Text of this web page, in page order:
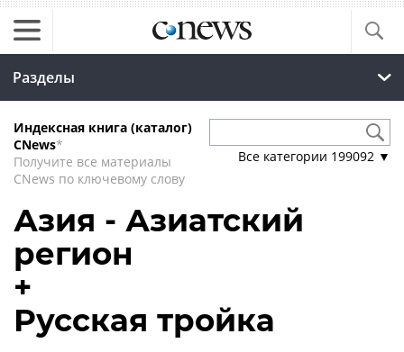
Разделы
Индексная книга (каталог)
CNews*
Получите все материалы
CNews по ключевому слову
Все категории 199092 ▼
Азия - Азиатский
регион
+
Русская тройка